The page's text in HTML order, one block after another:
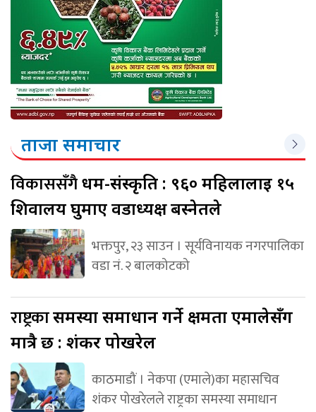
ताजा समाचार
विकाससँगैधर्म-संस्कृति : ९६० महिलालाई १५
शिवालय घुमाए वडाध्यक्ष बस्नेतले
भक्तपुर, २३ साउन । सूर्यविनायक नगरपालिका
वडा नं. २ बालकोटको
राष्ट्रकासमस्या समाधान गर्ने क्षमता एमालेसँग
मात्रै छ : शंकर पोखरेल
काठमाडौं । नेकपा (एमाले)का महासचिव
शंकर पोखरेलले राष्ट्रका समस्या समाधान